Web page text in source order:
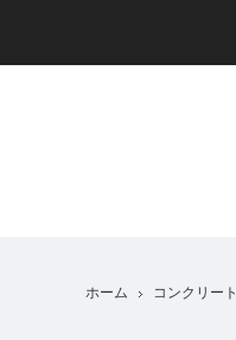
ホーム コンクリート